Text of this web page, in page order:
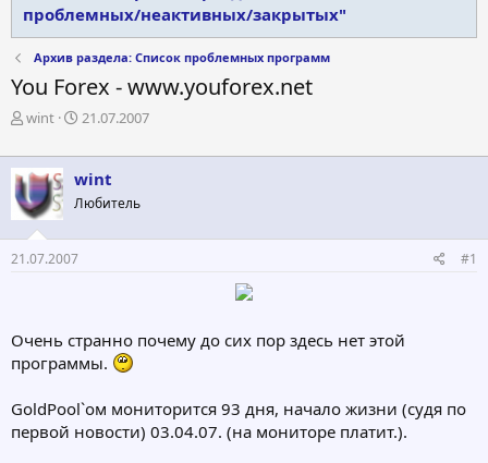
проблемных/неактивных/закрытых"
Архив раздела: Список проблемных программ
You Forex - www.youforex.net
А
т
о
р
т
е
м
ы
wint
Д
т
а
н
а
ч
л
21.07.2007
wint
Любитель
21.07.2007 #1
Очень странно почему до сих пор здесь нет этой
программы.
GoldPool`ом мониторится 93 дня, начало жизни (судя по
первой новости) 03.04.07. (на мониторе платит.).